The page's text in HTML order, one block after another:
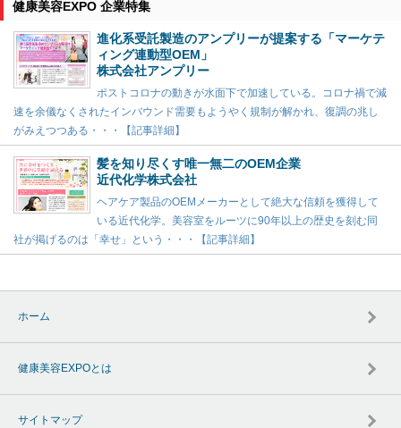
健康美容EXPO 企業特集
進化系受託製造のアンプリーが提案する「マーケテ
ィング連動型OEM」
株式会社アンプリー
ポストコロナの動きが水面下で加速している。コロナ禍で減
速を余儀なくされたインバウンド需要もようやく規制が解かれ、復調の兆し
がみえつつある・・・【記事詳細】
髪を知り尽くす唯一無二のOEM企業
近代化学株式会社
ヘアケア製品のOEMメーカーとして絶大な信頼を獲得して
いる近代化学。美容室をルーツに90年以上の歴史を刻む同
社が掲げるのは「幸せ」という・・・【記事詳細】
ホーム
健康美容EXPOとは
サイトマップ